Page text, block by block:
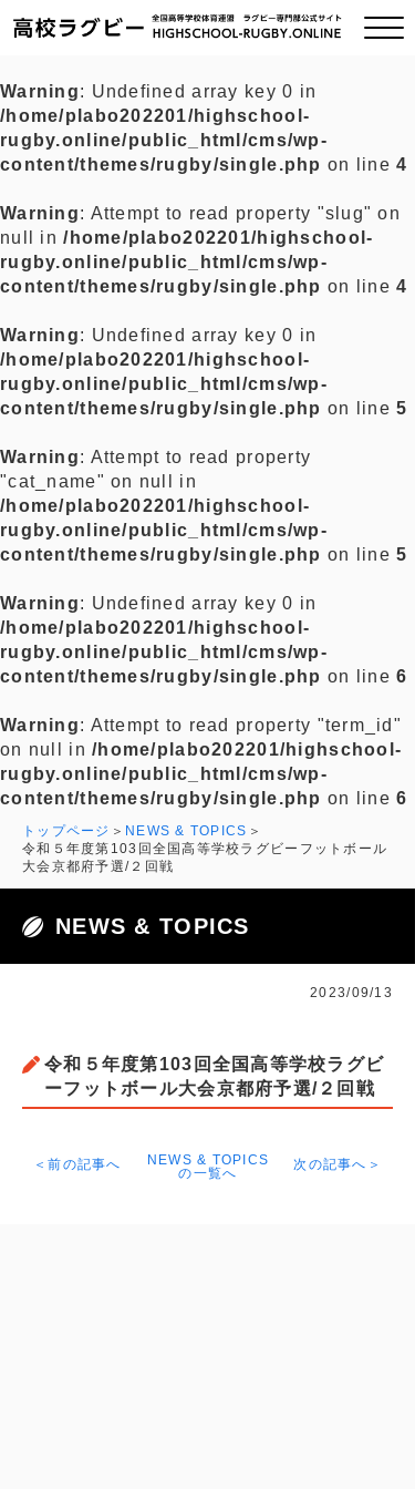
ご挨拶
全国チーム紹介
プライバシーポリシー
お問い合わせ
Warning: Undefined array key 0 in
/home/plabo202201/highschool-
rugby.online/public_html/cms/wp-
content/themes/rugby/single.php on line4
Warning: Attempt to read property "slug" on
null in/home/plabo202201/highschool-
rugby.online/public_html/cms/wp-
content/themes/rugby/single.php on line4
Warning: Undefined array key 0 in
/home/plabo202201/highschool-
rugby.online/public_html/cms/wp-
content/themes/rugby/single.php on line5
Warning: Attempt to read property
"cat_name" on null in
/home/plabo202201/highschool-
rugby.online/public_html/cms/wp-
content/themes/rugby/single.php on line5
Warning: Undefined array key 0 in
/home/plabo202201/highschool-
rugby.online/public_html/cms/wp-
content/themes/rugby/single.php on line6
Warning: Attempt to read property "term_id"
on null in/home/plabo202201/highschool-
rugby.online/public_html/cms/wp-
content/themes/rugby/single.php on line6
トップページ
NEWS & TOPICS
令和５年度第103回全国高等学校ラグビーフットボール
大会京都府予選/２回戦
NEWS & TOPICS
2023/09/13
令和５年度第103回全国高等学校ラグビ
ーフットボール大会京都府予選/２回戦
＜前の記事へ
NEWS & TOPICS
の一覧へ
次の記事へ＞